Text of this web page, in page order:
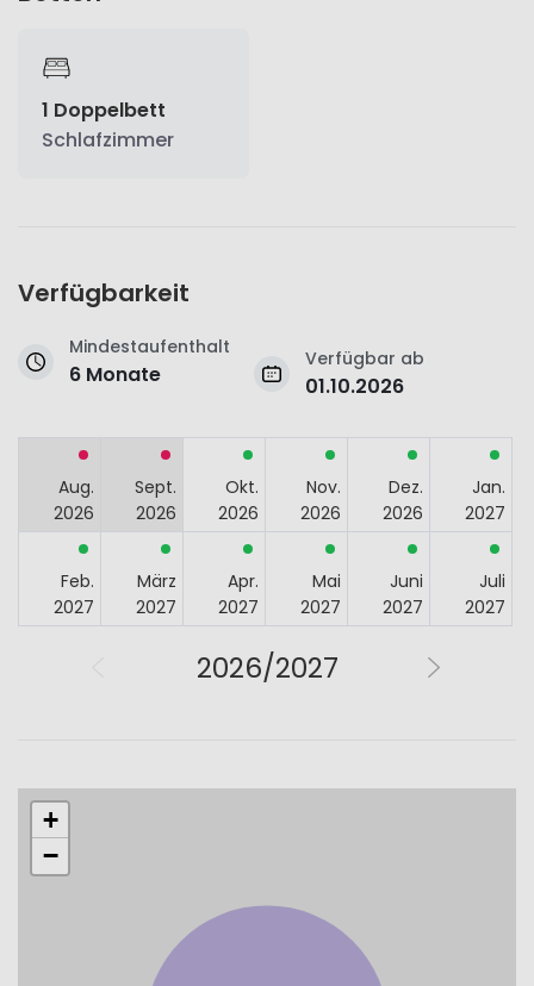
1 Doppelbett
Schlafzimmer
Verfügbarkeit
Mindestaufenthalt
6 Monate
Verfügbar ab
01.10.2026
Aug.
2026
Sept.
2026
Okt.
2026
Nov.
2026
Dez.
2026
Jan.
2027
Feb.
2027
März
2027
Apr.
2027
Mai
2027
Juni
2027
Juli
2027
2026/2027
+
−